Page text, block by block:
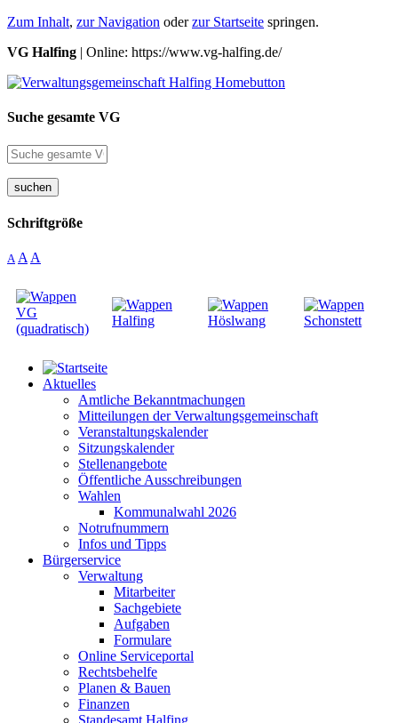
Zum Inhalt, zur Navigation oderzur Startseite springen.
VG Halfing | Online: https://www.vg-halfing.de/
Suche gesamte VG
suchen
Schriftgröße
A A A
Aktuelles
Amtliche Bekanntmachungen
Mitteilungen der Verwaltungsgemeinschaft
Veranstaltungskalender
Sitzungskalender
Stellenangebote
Öffentliche Ausschreibungen
Wahlen
Kommunalwahl 2026
Notrufnummern
Infos und Tipps
Bürgerservice
Verwaltung
Mitarbeiter
Sachgebiete
Aufgaben
Formulare
Online Serviceportal
Rechtsbehelfe
Planen & Bauen
Finanzen
Standesamt Halfing